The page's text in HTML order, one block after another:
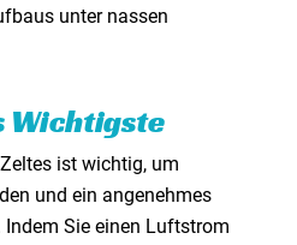
unter nassen
Wichtigste
ist wichtig, um
und ein angenehmes
Sie einen Luftstrom